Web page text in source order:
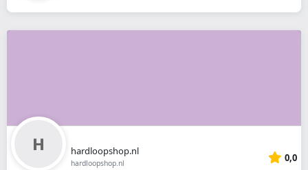
hardloopshop.nl
hardloopshop.nl 0,0